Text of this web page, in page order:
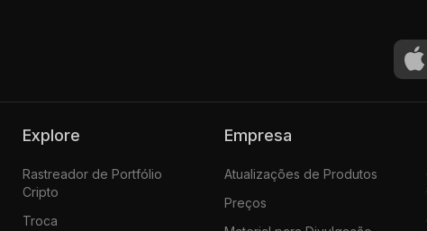
Explore
Rastreador de Portfólio
Cripto
Troca
Empresa
Atualizações de Produtos
Preços